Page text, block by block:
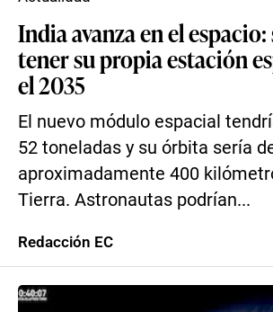
India avanza en el
tener su propia estación
el 2035
El nuevo módulo espacial
52 toneladas y su órbita sería
aproximadamente 400
Tierra. Astronautas podrían...
Redacción EC